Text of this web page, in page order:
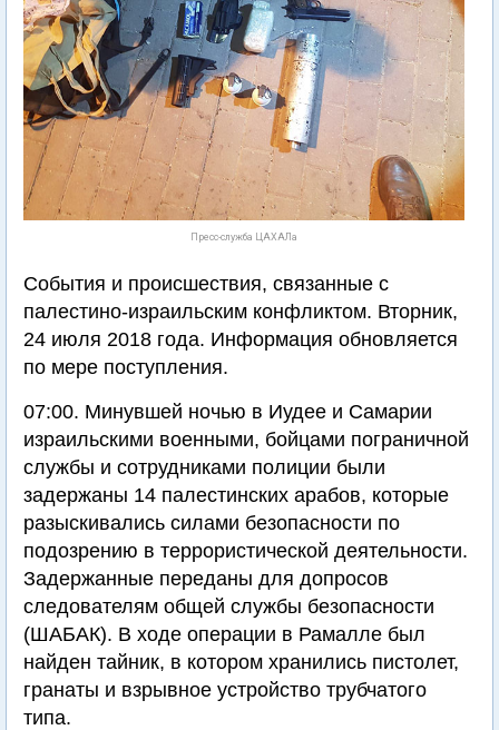
Пресс-служба ЦАХАЛа
События и происшествия, связанные с
палестино-израильским конфликтом. Вторник,
24 июля 2018 года. Информация обновляется
по мере поступления.
07:00. Минувшей ночью в Иудее и Самарии
израильскими военными, бойцами пограничной
службы и сотрудниками полиции были
задержаны 14 палестинских арабов, которые
разыскивались силами безопасности по
подозрению в террористической деятельности.
Задержанные переданы для допросов
следователям общей службы безопасности
(ШАБАК). В ходе операции в Рамалле был
найден тайник, в котором хранились пистолет,
гранаты и взрывное устройство трубчатого
типа.